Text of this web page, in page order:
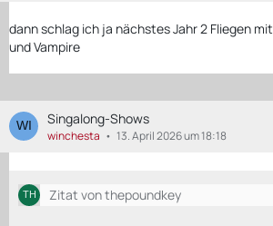
dann schlag ich ja nächstes Jahr 2 Fliegen
und Vampire
Singalong-Shows
winchesta 13. April 2026 um 18:18
Zitat von thepoundkey